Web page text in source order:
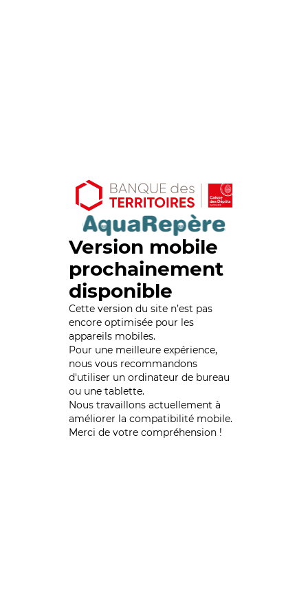
Version mobile
prochainement
disponible
Cette version du site n’est pas
encore optimisée pour les
appareils mobiles.
Pour une meilleure expérience,
nous vous recommandons
d'utiliser un ordinateur de bureau
ou une tablette.
Nous travaillons actuellement à
améliorer la compatibilité mobile.
Merci de votre compréhension !